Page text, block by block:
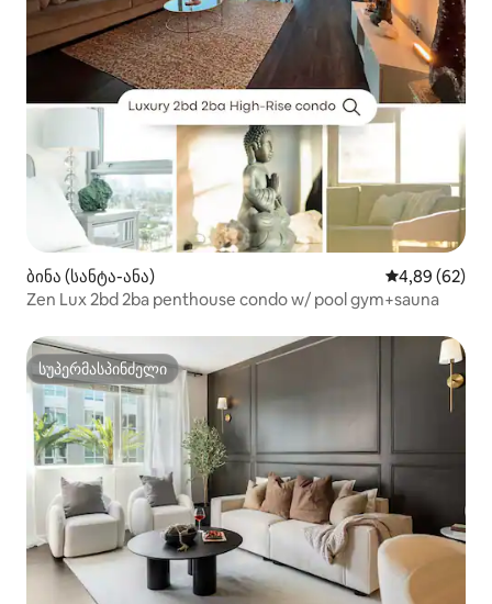
ბინა (სანტა-ანა) საშუალო
4,89 (62)
Zen Lux 2bd 2ba penthouse condo w/ pool gym+sauna
სუპერმასპინძელი
სუპერმასპინძელი